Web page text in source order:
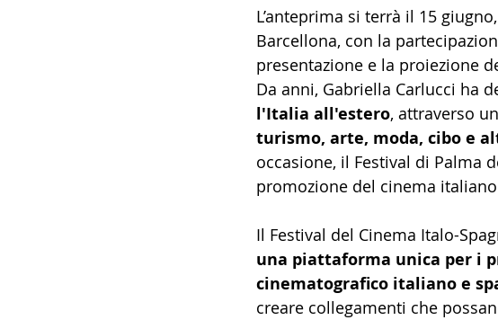
L’anteprima si terrà il 15
Barcellona, con la
presentazione e la proiezione
Da anni, Gabriella Carlucci ha
l'Italia all'estero, attraverso
turismo, arte, moda, cibo e
occasione, il Festival di Palma
promozione del cinema
Il Festival del Cinema Italo-
una piattaforma unica per i
cinematografico italiano e
creare collegamenti che